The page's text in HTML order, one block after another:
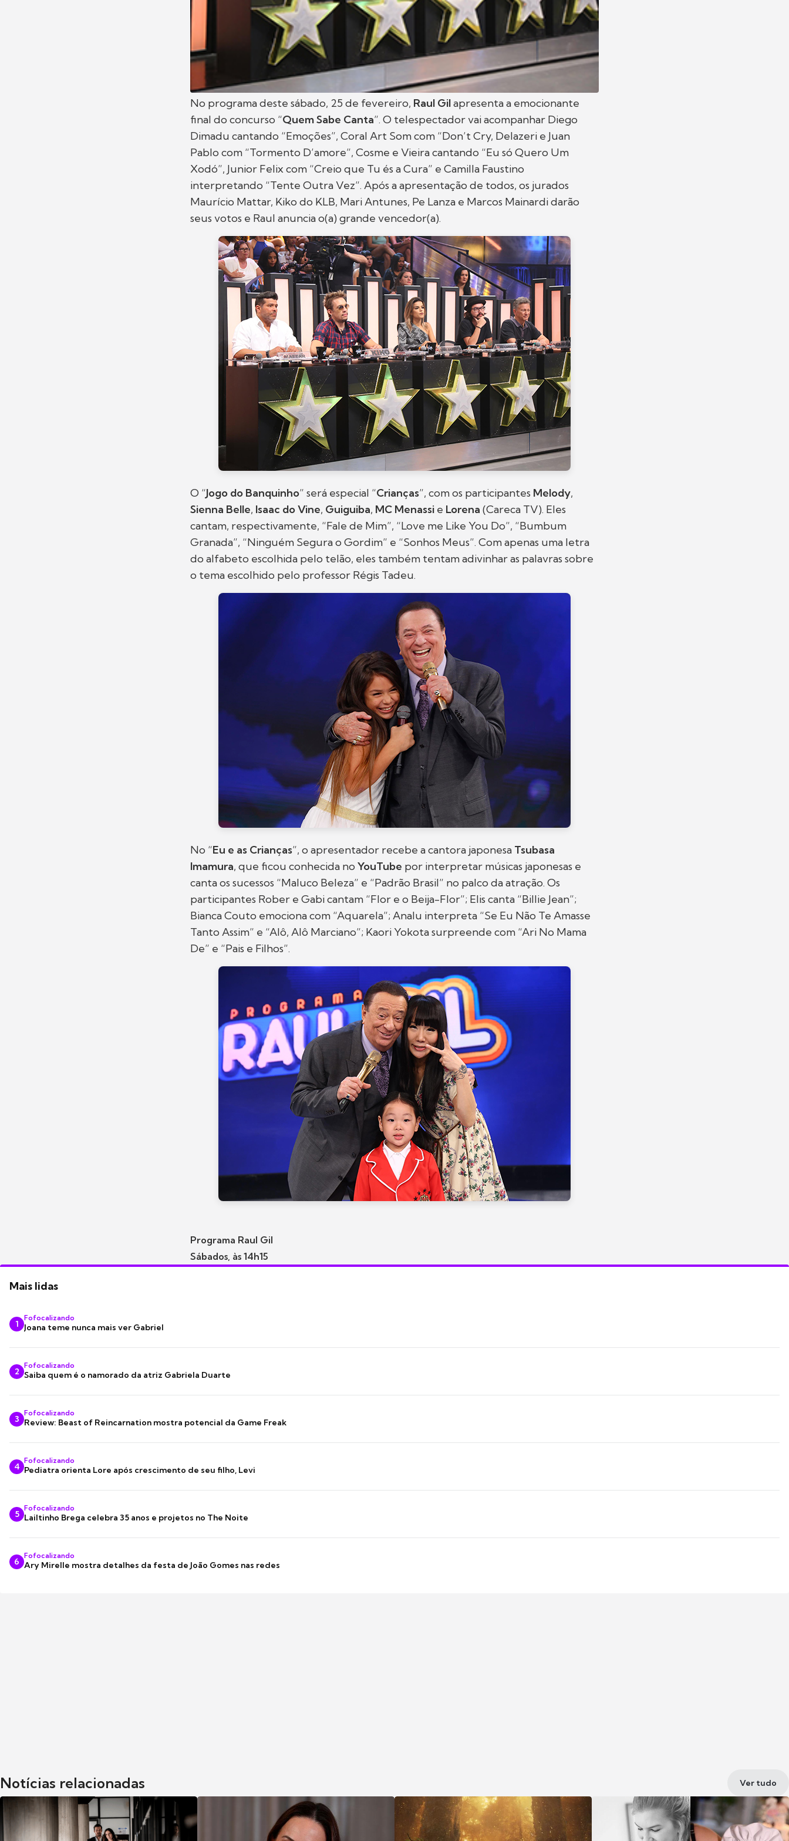
No programa deste sábado, 25 de fevereiro, Raul Gilapresenta a emocionante
final do concurso “Quem Sabe Canta”. O telespectador vai acompanhar Diego
Dimadu cantando “Emoções”, Coral Art Som com “Don’t Cry, Delazeri e Juan
Pablo com “Tormento D’amore”, Cosme e Vieira cantando “Eu só Quero Um
Xodó”, Junior Felix com “Creio que Tu és a Cura” e Camilla Faustino
interpretando “Tente Outra Vez”. Após a apresentação de todos, os jurados
Maurício Mattar, Kiko do KLB, Mari Antunes, Pe Lanza e Marcos Mainardi darão
seus votos e Raul anuncia o(a) grande vencedor(a).
O “Jogo do Banquinho” será especial “Crianças”, com os participantes Melody,
Sienna Belle, Isaac do Vine, Guiguiba, MC Menassi e Lorena (Careca TV). Eles
cantam, respectivamente, “Fale de Mim”, “Love me Like You Do”, “Bumbum
Granada”, “Ninguém Segura o Gordim” e “Sonhos Meus”. Com apenas uma letra
do alfabeto escolhida pelo telão, eles também tentam adivinhar as palavras sobre
o tema escolhido pelo professor Régis Tadeu.
No “Eu e as Crianças”, o apresentador recebe a cantora japonesa Tsubasa
Imamura, que ficou conhecida no YouTube por interpretar músicas japonesas e
canta os sucessos “Maluco Beleza” e “Padrão Brasil” no palco da atração. Os
participantes Rober e Gabi cantam “Flor e o Beija-Flor”; Elis canta “Billie Jean”;
Bianca Couto emociona com “Aquarela”; Analu interpreta “Se Eu Não Te Amasse
Tanto Assim” e “Alô, Alô Marciano”; Kaori Yokota surpreende com “Ari No Mama
De” e “Pais e Filhos”.
Programa Raul Gil
Sábados, às 14h15
Mais lidas
1
Fofocalizando
Joana teme nunca mais ver Gabriel
2
Fofocalizando
Saiba quem é o namorado da atriz Gabriela Duarte
3
Fofocalizando
Review: Beast of Reincarnation mostra potencial da Game Freak
4
Fofocalizando
Pediatra orienta Lore após crescimento de seu filho, Levi
5
Fofocalizando
Lailtinho Brega celebra 35 anos e projetos no The Noite
6
Fofocalizando
Ary Mirelle mostra detalhes da festa de João Gomes nas redes
Notícias relacionadas Ver tudo